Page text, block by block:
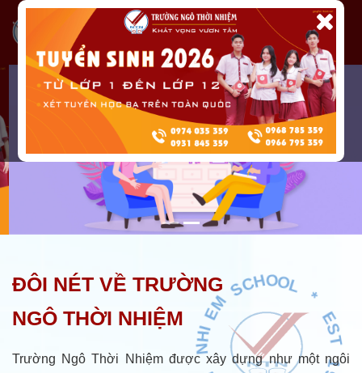
N
G
O
T
HO
I NHIEM
S
C
H
O
O
L
ĐÔI NÉT VỀ TRƯỜNG
NGÔ THỜI NHIỆM
Trường Ngô Thời Nhiệm được xây dựng như một ngôi